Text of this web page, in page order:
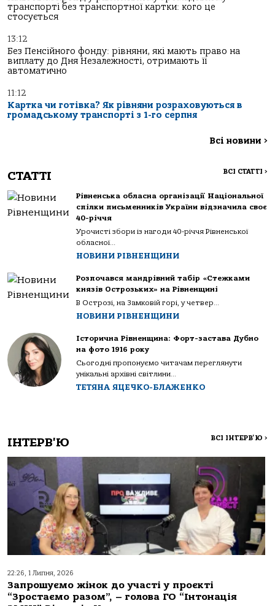
транспорті без транспортної картки: кого це
стосується
13:12
Без Пенсійного фонду: рівняни, які мають право на
виплату до Дня Незалежності, отримають її
автоматично
11:12
Картка чи готівка? Як рівняни розраховуються в
громадському транспорті з 1-го серпня
Всі новини >
СТАТТІ ВСІ СТАТТІ >
Рівненська обласна організації Національної
спілки письменників України відзначила своє
40-річчя
Урочисті збори із нагоди 40-річчя Рівненської
обласної...
НОВИНИ РІВНЕНЩИНИ
Розпочався мандрівний табір «Стежками
князів Острозьких» на Рівненщині
В Острозі, на Замковій горі, у четвер...
НОВИНИ РІВНЕНЩИНИ
Історична Рівненщина: Форт-застава Дубно
на фото 1916 року
Сьогодні пропонуємо читачам переглянути
унікальні архівні світлини...
ТЕТЯНА ЯЦЕЧКО-БЛАЖЕНКО
ІНТЕРВ'Ю ВСІ ІНТЕРВ'Ю >
22:26, 1 Липня, 2026
Запрошуємо жінок до участі у проєкті
“Зростаємо разом”, – голова ГО “Інтонація